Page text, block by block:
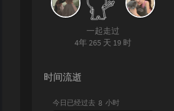
一起走过
4年 265 天 19 时
时间流逝
今日已经过去 8 小时